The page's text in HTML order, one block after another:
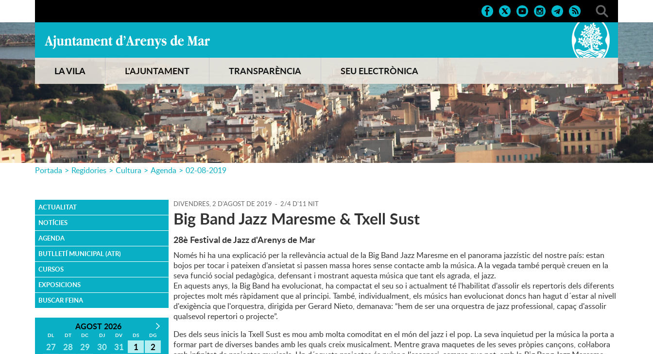
LA VILA L'AJUNTAMENT TRANSPARÈNCIA SEU ELECTRÒNICA
Portada > Regidories > Cultura > Agenda > 02-08-2019
ACTUALITAT
NOTÍCIES
AGENDA
BUTLLETÍ MUNICIPAL (ATR)
CURSOS
EXPOSICIONS
BUSCAR FEINA
AGOST 2026
DL DT DC DJ DV DS DG
27 28 29 30 31 1
2
DIVENDRES,2 D'AGOST DE 2019 - 2/4 D'11 NIT
Big Band Jazz Maresme & Txell Sust
28è Festival de Jazz d'Arenys de Mar
Només hi ha una explicació per la rellevància actual de la Big Band Jazz Maresme en el panorama jazzístic del nostre país: estan
bojos per tocar i pateixen d'ansietat si passen massa hores sense contacte amb la música. A la vegada també perquè creuen en la
seva funció social pedagògica, defensant i mostrant aquesta música que tant els agrada, el jazz.
En aquests anys, la Big Band ha evolucionat, ha compactat el seu so i actualment té l'habilitat d'assolir els repertoris dels diferents
projectes molt més ràpidament que al principi. També, individualment, els músics han evolucionat doncs han hagut d´estar al nivell
d'exigència que l'orquestra, dirigida per Gerard Nieto, demanava: “hem de ser una orquestra de jazz professional, capaç d'assolir
qualsevol repertori o projecte”.
Des dels seus inicis la Txell Sust es mou amb molta comoditat en el món del jazz i el pop. La seva inquietud per la música la porta a
formar part de diverses bandes amb les quals creix musicalment. Mentre grava maquetes de les seves pròpies cançons, col·labora